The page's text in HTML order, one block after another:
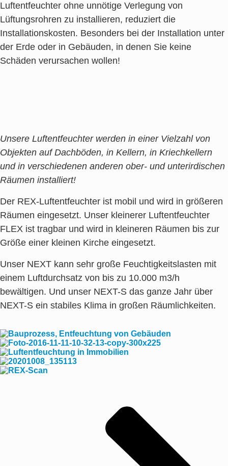
Luftentfeuchter ohne unnötige Verlegung von
Lüftungsrohren zu installieren, reduziert die
Installationskosten. Besonders bei der Installation unter
der Erde oder in Gebäuden, in denen Sie keine
Schäden verursachen wollen!
Unsere Luftentfeuchter werden in einer Vielzahl von
Objekten auf Dachböden, in Kellern, in Kriechkellern
und in verschiedenen anderen ober- und unterirdischen
Räumen installiert!
Der REX-Luftentfeuchter ist mobil und wird in größeren
Räumen eingesetzt. Unser kleinerer Luftentfeuchter
FLEX ist tragbar und wird in kleineren Räumen bis zur
Größe einer kleinen Kirche eingesetzt.
Unser NEXT kann sehr große Feuchtigkeitslasten mit
einem Luftdurchsatz von bis zu 10.000 m3/h
bewältigen. Und unser NEXT-S das ganze Jahr über
NEXT-S ein stabiles Klima in großen Räumlichkeiten.